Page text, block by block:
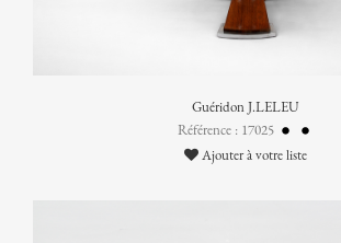
Guéridon J.LELEU
Référence : 17025
Ajouter à votre liste